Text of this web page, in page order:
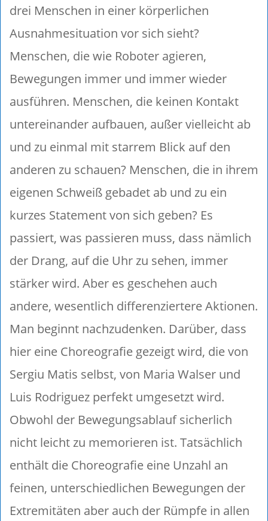
drei Menschen in einer körperlichen
Ausnahmesituation vor sich sieht?
Menschen, die wie Roboter agieren,
Bewegungen immer und immer wieder
ausführen. Menschen, die keinen Kontakt
untereinander aufbauen, außer vielleicht ab
und zu einmal mit starrem Blick auf den
anderen zu schauen? Menschen, die in ihrem
eigenen Schweiß gebadet ab und zu ein
kurzes Statement von sich geben? Es
passiert, was passieren muss, dass nämlich
der Drang, auf die Uhr zu sehen, immer
stärker wird. Aber es geschehen auch
andere, wesentlich differenziertere Aktionen.
Man beginnt nachzudenken. Darüber, dass
hier eine Choreografie gezeigt wird, die von
Sergiu Matis selbst, von Maria Walser und
Luis Rodriguez perfekt umgesetzt wird.
Obwohl der Bewegungsablauf sicherlich
nicht leicht zu memorieren ist. Tatsächlich
enthält die Choreografie eine Unzahl an
feinen, unterschiedlichen Bewegungen der
Extremitäten aber auch der Rümpfe in allen